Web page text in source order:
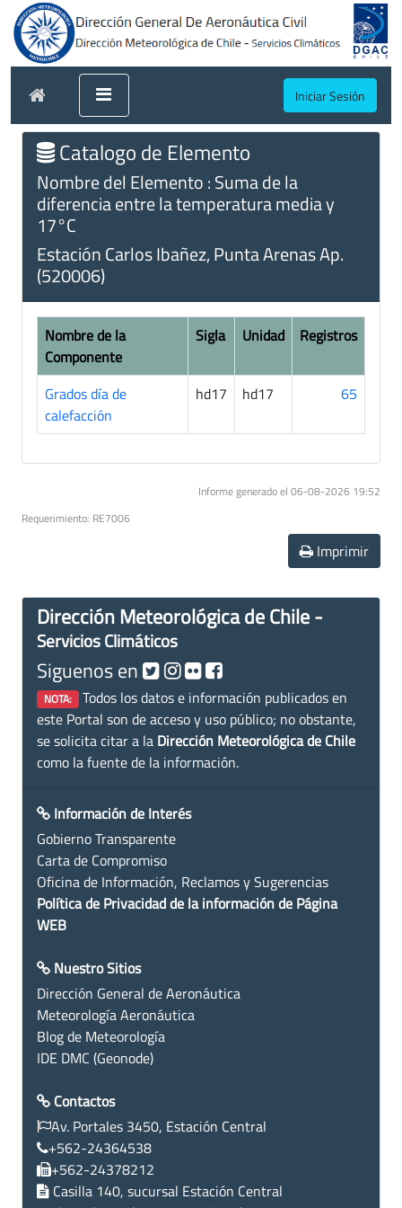
Iniciar Sesión
Catalogo de Elemento
Nombre del Elemento : Suma de la
diferencia entre la temperatura media y
17°C
Estación Carlos Ibañez, Punta Arenas Ap.
(520006)
Nombre de la
Componente
Sigla Unidad Registros
Grados día de
calefacción
hd17 hd17 65
Informe generado el 06-08-2026 19:52
Requerimiento: RE7006
Imprimir
Dirección Meteorológica de Chile -
Servicios Climáticos
Siguenos en
NOTA: Todos los datos e información publicados en
este Portal son de acceso y uso público; no obstante,
se solicita citar a la Dirección Meteorológica de Chile
como la fuente de la información.
Información de Interés
Gobierno Transparente
Carta de Compromiso
Oficina de Información, Reclamos y Sugerencias
Política de Privacidad de la información de Página
WEB
Nuestro Sitios
Dirección General de Aeronáutica
Meteorología Aeronáutica
Blog de Meteorología
IDE DMC (Geonode)
Contactos
Av. Portales 3450, Estación Central
+562-24364538
+562-24378212
Casilla 140, sucursal Estación Central